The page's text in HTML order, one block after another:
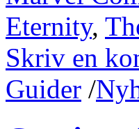
Eternity,
Skriv en
Guider /